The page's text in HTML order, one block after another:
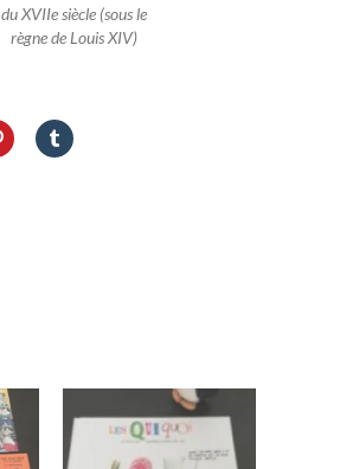
du XVIIe siècle (sous le
règne de Louis XIV)